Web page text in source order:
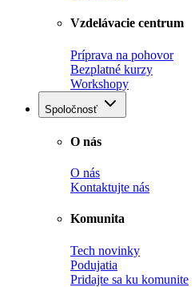
Vzdelávacie centrum
Príprava na pohovor
Bezplatné kurzy
Workshopy
Spoločnosť
O nás
O nás
Kontaktujte nás
Komunita
Tech novinky
Podujatia
Pridajte sa ku komunite